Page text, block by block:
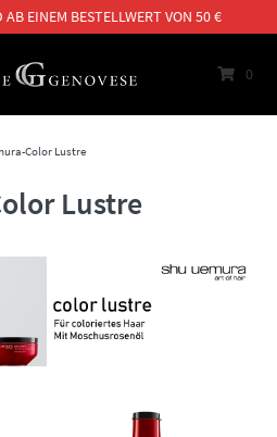
AB EINEM BESTELLWERT VON 50 €
0
Color Lustre
Lustre